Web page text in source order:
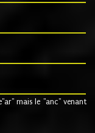
mais le "anc" venant